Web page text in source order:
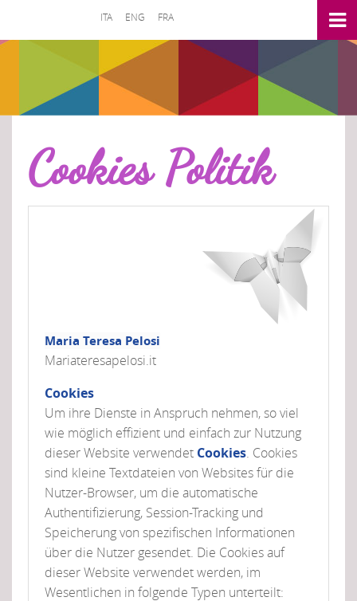
ITA ENG FRA
Cookies Politik
Maria Teresa Pelosi
Mariateresapelosi.it
Cookies
Um ihre Dienste in Anspruch nehmen, so viel
wie möglich effizient und einfach zur Nutzung
dieser Website verwendet Cookies. Cookies
sind kleine Textdateien von Websites für die
Nutzer-Browser, um die automatische
Authentifizierung, Session-Tracking und
Speicherung von spezifischen Informationen
über die Nutzer gesendet. Die Cookies auf
dieser Website verwendet werden, im
Wesentlichen in folgende Typen unterteilt: